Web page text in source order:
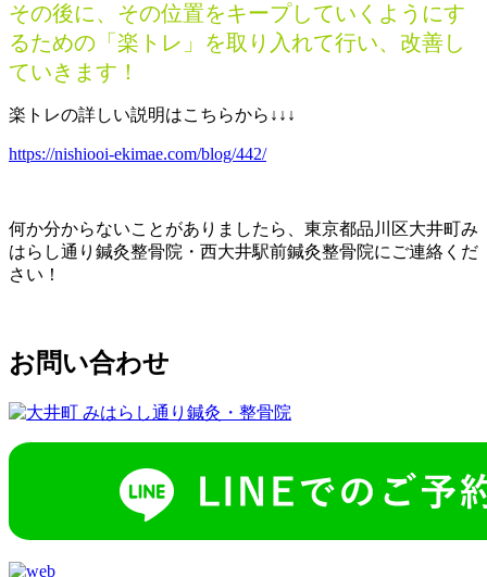
その後に、その位置をキープしていくようにす
るための「楽トレ」を取り入れて行い、改善し
ていきます！
楽トレの詳しい説明はこちらから↓↓↓
https://nishiooi-ekimae.com/blog/442/
何か分からないことがありましたら、東京都品川区大井町み
はらし通り鍼灸整骨院・西大井駅前鍼灸整骨院にご連絡くだ
さい！
お問い合わせ